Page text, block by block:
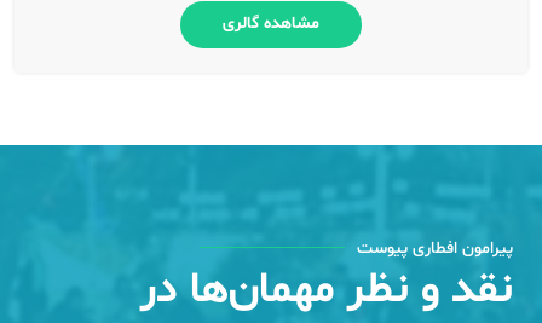
مشاهده گالری
پیرامون افطاری پیوست
نقد و نظر مهمان‌ها در